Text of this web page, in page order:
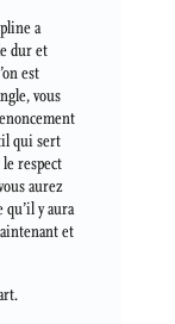
a
dur et
est
vous
qui sert
respect
aurez
y aura
et